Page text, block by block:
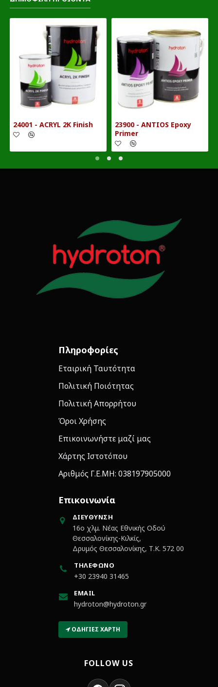
24001 - ACRYL 2K Finish
23900 - ANTIOS Epoxy
Primer
Πληροφορίες
Εταιρική Ταυτότητα
Πολιτική Ποιότητας
Πολιτική Απορρήτου
Όροι Χρήσης
Επικοινωνήστε μαζί μας
Χάρτης Ιστοτόπου
Αριθμός Γ.Ε.ΜΗ: 038197905000
Επικοινωνία
ΔΙΕΎΘΥΝΣΗ
16ο χλμ. Νέας Εθνικής Οδού
Θεσσαλονίκης-Κιλκίς,
Δρυμός Θεσσαλονίκης, Τ.Κ. 572 00
ΤΗΛΈΦΩΝΟ
+30 23940 31465
EMAIL
hydroton@hydroton.gr
ΟΔΗΓΊΕΣ ΧΆΡΤΗ
FOLLOW US